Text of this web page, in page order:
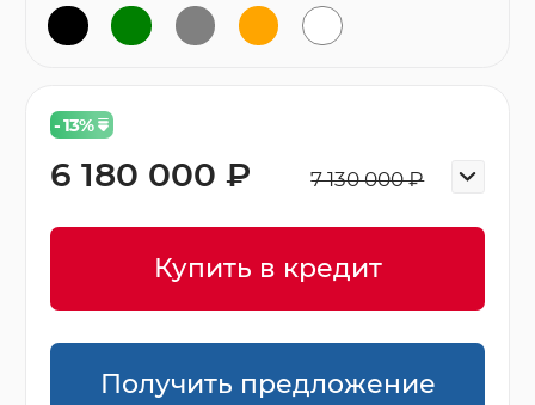
- 13%
7 130 000 ₽
6 180 000 ₽
Купить в кредит
Получить предложение